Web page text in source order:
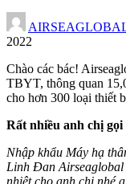
2022
Chào các bác!
TBYT, thông quan
cho hơn 300 loại thiết
Rất nhiều anh chị gọi
Nhập khẩu Máy hạ
Linh Đan Airseaglobal
nhiệtcho anh chị nhé